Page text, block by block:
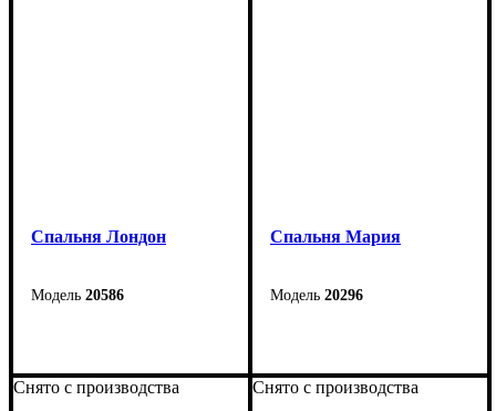
Спальня Лондон
20586
Cпальня Мария
20296
Снято с производства Снято с производства